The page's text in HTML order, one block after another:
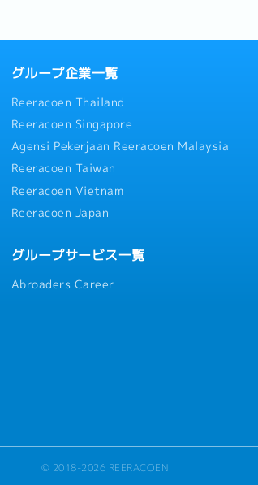
と日本
）
）
トあり
負担と
グループ企業一覧
Reeracoen Thailand
Reeracoen Singapore
Agensi Pekerjaan Reeracoen Malaysia
Reeracoen Taiwan
Reeracoen Vietnam
Reeracoen Japan
グループサービス一覧
Abroaders Career
© 2018-2026 REERACOEN